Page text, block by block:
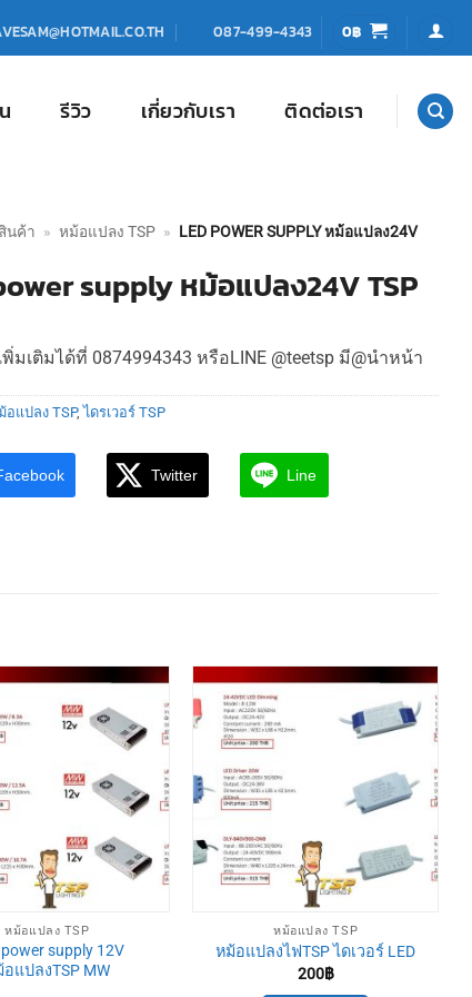
087-499-4343 0฿
รีวิว เกี่ยวกับเรา ติดต่อเรา
สินค้า » หม้อแปลง TSP » LED POWER SUPPLY หม้อแปลง24V
supply หม้อแปลง24V TSP
มเติมได้ที่ 0874994343 หรือLINE @teetsp มี@นำหน้า
อแปลง TSP,ไดรเวอร์ TSP
Twitter Line
หม้อแปลง TSP
power supply 12V
แปลงTSP MW
หม้อแปลง TSP
หม้อแปลงไฟTSP ไดเวอร์ LED
200฿